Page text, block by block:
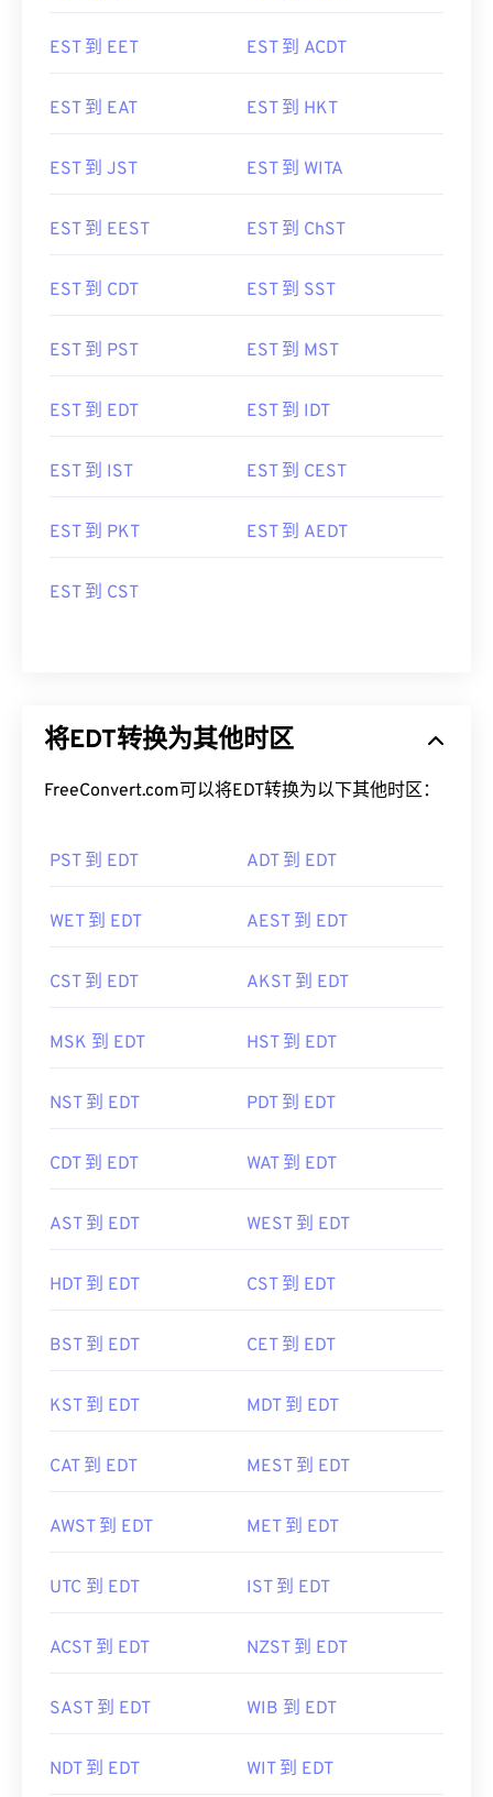
EST 到 EET EST 到 ACDT
EST 到 EAT EST 到 HKT
EST 到 JST EST 到 WITA
EST 到 EEST EST 到 ChST
EST 到 CDT EST 到 SST
EST 到 PST EST 到 MST
EST 到 EDT EST 到 IDT
EST 到 IST EST 到 CEST
EST 到 PKT EST 到 AEDT
EST 到 CST
将EDT转换为其他时区
FreeConvert.com可以将EDT转换为以下其他时区：
PST 到 EDT ADT 到 EDT
WET 到 EDT AEST 到 EDT
CST 到 EDT AKST 到 EDT
MSK 到 EDT HST 到 EDT
NST 到 EDT PDT 到 EDT
CDT 到 EDT WAT 到 EDT
AST 到 EDT WEST 到 EDT
HDT 到 EDT CST 到 EDT
BST 到 EDT CET 到 EDT
KST 到 EDT MDT 到 EDT
CAT 到 EDT MEST 到 EDT
AWST 到 EDT MET 到 EDT
UTC 到 EDT IST 到 EDT
ACST 到 EDT NZST 到 EDT
SAST 到 EDT WIB 到 EDT
NDT 到 EDT WIT 到 EDT